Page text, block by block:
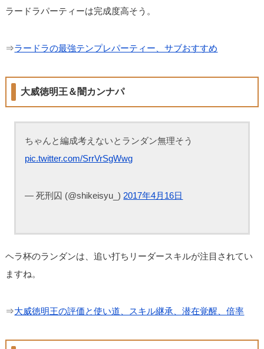
ラードラパーティーは完成度高そう。
⇒ラードラの最強テンプレパーティー、サブおすすめ
大威徳明王＆闇カンナパ
ちゃんと編成考えないとランダン無理そう
pic.twitter.com/SrrVrSgWwg
— 死刑囚 (@shikeisyu_) 2017年4月16日
ヘラ杯のランダンは、追い打ちリーダースキルが注目されてい
ますね。
⇒大威徳明王の評価と使い道、スキル継承、潜在覚醒、倍率